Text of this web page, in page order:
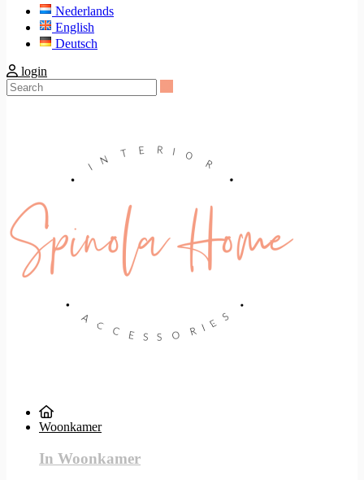
Nederlands
English
Deutsch
login
Woonkamer
In Woonkamer